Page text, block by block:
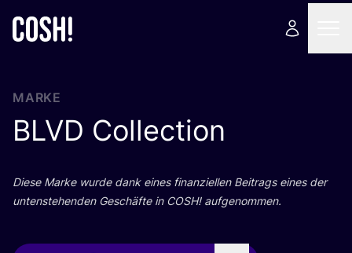
MARKE
BLVD Collection
Die­se Mar­ke wur­de dank eines finan­zi­el­len Bei­trags eines der
unten­ste­hen­den Geschäf­te in COSH! aufgenommen.